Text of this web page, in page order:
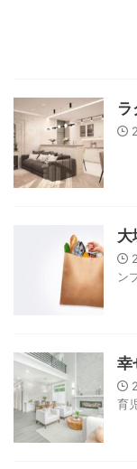
ラ
大
ン
幸
育